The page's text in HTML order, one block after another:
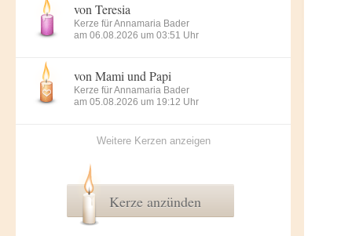
von Teresia
Kerze für Annamaria Bader
am 06.08.2026 um 03:51 Uhr
von Mami und Papi
Kerze für Annamaria Bader
am 05.08.2026 um 19:12 Uhr
Weitere Kerzen anzeigen
Kerze anzünden